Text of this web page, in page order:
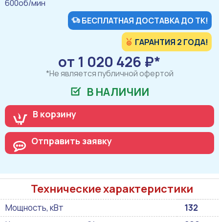
БЕСПЛАТНАЯ ДОСТАВКА ДО ТК!
ГАРАНТИЯ 2 ГОДА!
от 1 020 426 ₽*
*Не является публичной офертой
В НАЛИЧИИ
В корзину
Отправить заявку
Технические характеристики
Мощность, кВт
132